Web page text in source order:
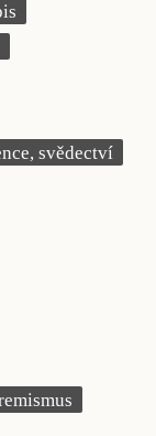
svědectví